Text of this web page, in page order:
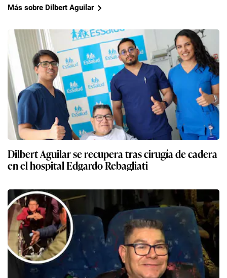
Más sobre Dilbert Aguilar
Dilbert Aguilar se recupera tras cirugía de cadera
en el hospital Edgardo Rebagliati